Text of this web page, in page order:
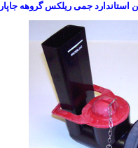
استاندارد جمی ریلکس گروهه جاپار